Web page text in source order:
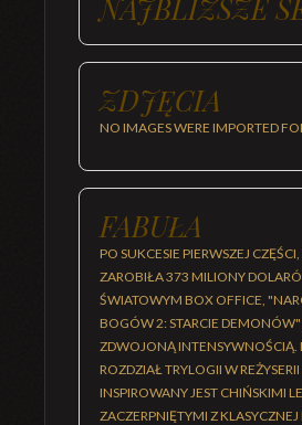
NAJBLIŻSZE
ZDJĘCIA
NO IMAGES WERE IMPORTED
FABUŁA
PO SUKCESIE PIERWSZEJ
ZAROBIŁA 373 MILIONY
ŚWIATOWYM BOX OFFICE,
BOGÓW 2: STARCIE
ZDWOJONĄ INTENSYWNOŚCIĄ.
ROZDZIAŁ TRYLOGII W
INSPIROWANY JEST CHIŃSKIMI
ZACZERPNIĘTYMI Z